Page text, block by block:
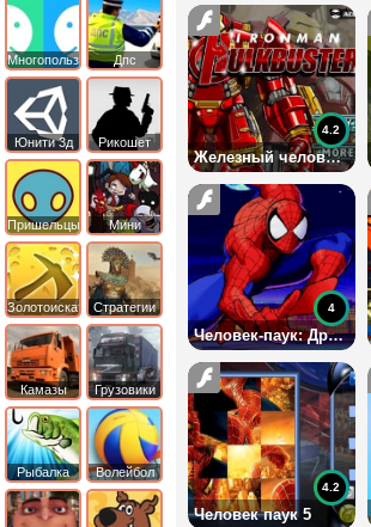
Железный человек: Битва с Халком
4.2
Человек-паук: Драки
4
Человек паук 5
4.2
Многопользовательские
Дпс
Юнити 3д Рикошет
Пришельцы Мини
ЗолотоискательСтратегии
Камазы Грузовики
Рыбалка Волейбол